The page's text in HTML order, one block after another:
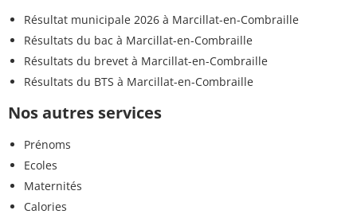
Résultat municipale 2026 à Marcillat-en-Combraille
Résultats du bac à Marcillat-en-Combraille
Résultats du brevet à Marcillat-en-Combraille
Résultats du BTS à Marcillat-en-Combraille
Nos autres services
Prénoms
Ecoles
Maternités
Calories